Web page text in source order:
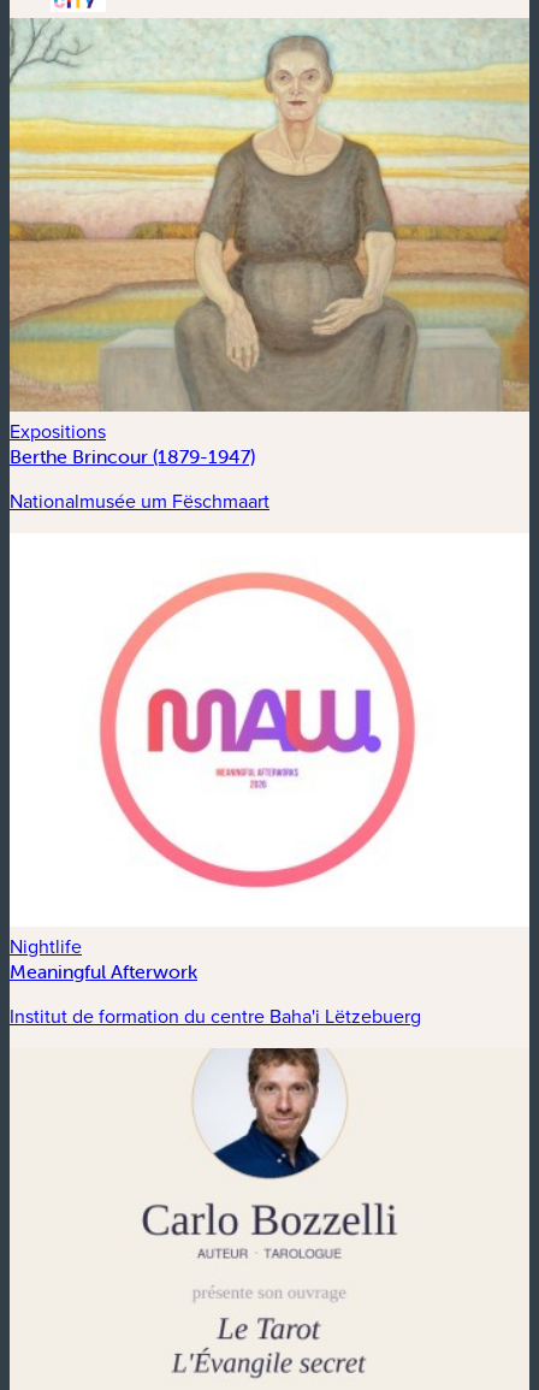
Expositions
Berthe Brincour (1879-1947)
Nationalmusée um Fëschmaart
Nightlife
Meaningful Afterwork
Institut de formation du centre Baha'i Lëtzebuerg